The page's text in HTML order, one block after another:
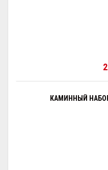
КАМИННЫЙ НАБОР